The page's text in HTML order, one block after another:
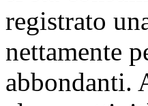
registrato
nettamente
abbondanti.